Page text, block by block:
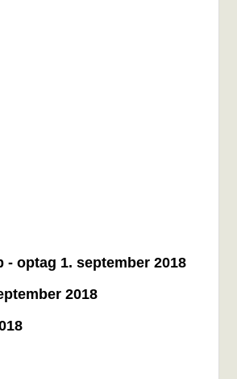
optag 1. september 2018
2018